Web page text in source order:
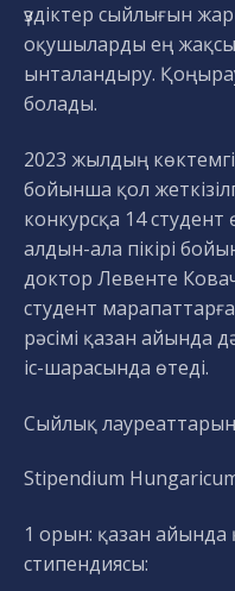
үздіктер сыйлығын
оқушыларды ең
ынталандыру.
болады.
2023 жылдың
бойынша қол
конкурсқа 14
алдын-ала пікірі
доктор Левенте
студент
рәсімі қазан айында
іс-шарасында өтеді.
Сыйлық
Stipendium
1 орын: қазан
стипендиясы: